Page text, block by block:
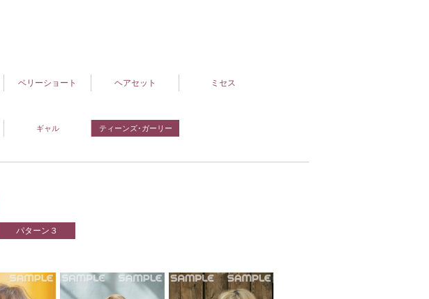
ベリーショート ヘアセット ミセス
ギャル ティーンズ･ガーリー
パターン３